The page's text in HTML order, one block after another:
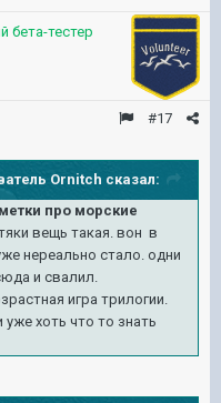
бета-тестер
#17
Ornitch сказал:
про морские
вещь такая. вон в
нереально стало. одни
и свалил.
игра трилогии.
хоть что то знать